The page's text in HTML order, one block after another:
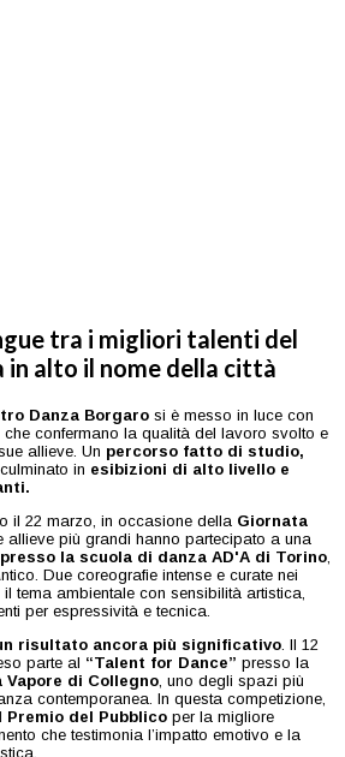
tra i migliori talenti del
alto il nome della città
Danza Borgaro si è messo in luce con
che confermano la qualità del lavoro svolto e
allieve. Un percorso fatto di studio,
in esibizioni di alto livello e
il 22 marzo, in occasione della Giornata
allieve più grandi hanno partecipato a una
la scuola di danza AD'A di Torino,
Due coreografie intense e curate nei
tema ambientale con sensibilità artistica,
per espressività e tecnica.
risultato ancora più significativo. Il 12
parte al “Talent for Dance” presso la
Vapore di Collegno, uno degli spazi più
contemporanea. In questa competizione,
Premio del Pubblico per la migliore
che testimonia l’impatto emotivo e la